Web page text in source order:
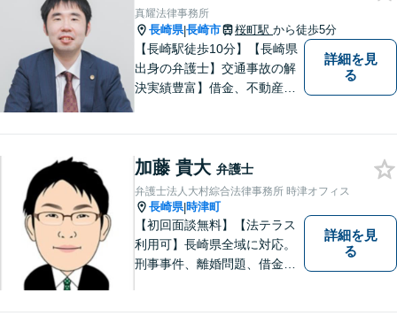
真耀法律事務所
長崎県|長崎市 桜町駅 から徒歩5分
【長崎駅徒歩10分】【長崎県
出身の弁護士】交通事故の解
決実績豊富】借金、不動産、
い、解決まで二人三脚でサポ
ートします。◆近隣駐車場あ
り
詳細を見
る
加藤 貴大 弁護士
弁護士法人大村綜合法律事務所 時津オフィス
長崎県|時津町
【初回面談無料】【法テラス
利用可】長崎県全域に対応。
刑事事件、離婚問題、借金・
詳細を見
る